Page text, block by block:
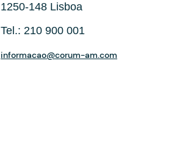
1250-148 Lisboa
Tel.: 210 900 001
informacao@corum-am.com